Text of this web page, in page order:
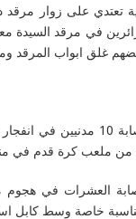
تعتدي على زوار
في مرقد السيدة
غلق ابواب المرقد
مقتل وإصابة 10
من ملعب كرة قدم في
العشرات في هجوم
وسط كابل اسفر عن مقتل 30 واصابة اكثر من